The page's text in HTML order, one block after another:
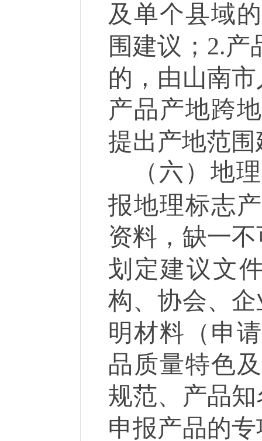
及单个县域
围建议； 2.产
的，由山南
产品产地跨
提出产地范
（六）地
报地理标志
资料，缺一
划定建议文
构、协会、
明材料（申
品质量特色
规范、产品
申报产品的